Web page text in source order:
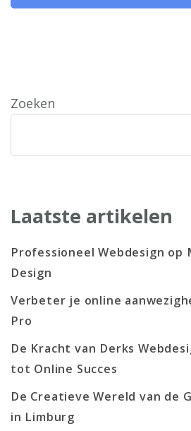
Zoeken
Laatste artikelen
Professioneel Webdesign op
Design
Verbeter je online
Pro
De Kracht van Derks
tot Online Succes
De Creatieve Wereld van de
in Limburg